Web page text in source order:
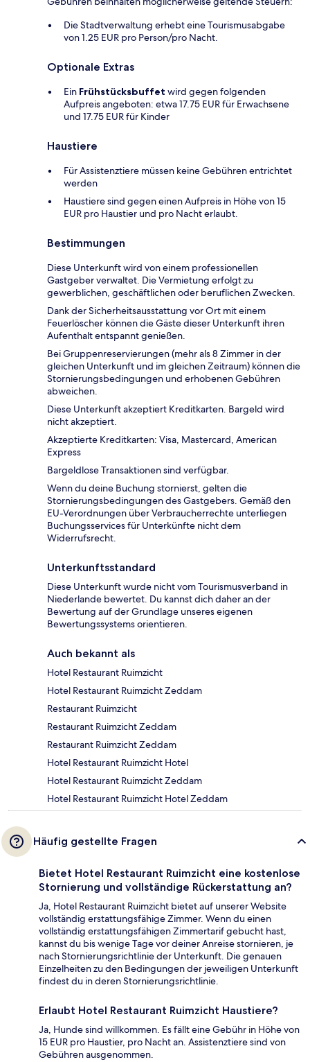
Die Stadtverwaltung erhebt eine Tourismusabgabe
von 1.25 EUR pro Person/pro Nacht.
Optionale Extras
Ein Frühstücksbuffet wird gegen folgenden
Aufpreis angeboten: etwa 17.75 EUR für Erwachsene
und 17.75 EUR für Kinder
Haustiere
Für Assistenztiere müssen keine Gebühren entrichtet
werden
Haustiere sind gegen einen Aufpreis in Höhe von 15
EUR pro Haustier und pro Nacht erlaubt.
Bestimmungen
Diese Unterkunft wird von einem professionellen
Gastgeber verwaltet. Die Vermietung erfolgt zu
gewerblichen, geschäftlichen oder beruflichen Zwecken.
Dank der Sicherheitsausstattung vor Ort mit einem
Feuerlöscher können die Gäste dieser Unterkunft ihren
Aufenthalt entspannt genießen.
Bei Gruppenreservierungen (mehr als 8 Zimmer in der
gleichen Unterkunft und im gleichen Zeitraum) können die
Stornierungsbedingungen und erhobenen Gebühren
abweichen.
Diese Unterkunft akzeptiert Kreditkarten. Bargeld wird
nicht akzeptiert.
Akzeptierte Kreditkarten: Visa, Mastercard, American
Express
Bargeldlose Transaktionen sind verfügbar.
Wenn du deine Buchung stornierst, gelten die
Stornierungsbedingungen des Gastgebers. Gemäß den
EU-Verordnungen über Verbraucherrechte unterliegen
Buchungsservices für Unterkünfte nicht dem
Widerrufsrecht.
Unterkunftsstandard
Diese Unterkunft wurde nicht vom Tourismusverband in
Niederlande bewertet. Du kannst dich daher an der
Bewertung auf der Grundlage unseres eigenen
Bewertungssystems orientieren.
Auch bekannt als
Hotel Restaurant Ruimzicht
Hotel Restaurant Ruimzicht Zeddam
Restaurant Ruimzicht
Restaurant Ruimzicht Zeddam
Restaurant Ruimzicht Zeddam
Hotel Restaurant Ruimzicht Hotel
Hotel Restaurant Ruimzicht Zeddam
Hotel Restaurant Ruimzicht Hotel Zeddam
Häufig gestellte Fragen
Bietet Hotel Restaurant Ruimzicht eine kostenlose
Stornierung und vollständige Rückerstattung an?
Ja, Hotel Restaurant Ruimzicht bietet auf unserer Website
vollständig erstattungsfähige Zimmer. Wenn du einen
vollständig erstattungsfähigen Zimmertarif gebucht hast,
kannst du bis wenige Tage vor deiner Anreise stornieren, je
nach Stornierungsrichtlinie der Unterkunft. Die genauen
Einzelheiten zu den Bedingungen der jeweiligen Unterkunft
findest du in deren Stornierungsrichtlinie.
Erlaubt Hotel Restaurant Ruimzicht Haustiere?
Ja, Hunde sind willkommen. Es fällt eine Gebühr in Höhe von
15 EUR pro Haustier, pro Nacht an. Assistenztiere sind von
Gebühren ausgenommen.